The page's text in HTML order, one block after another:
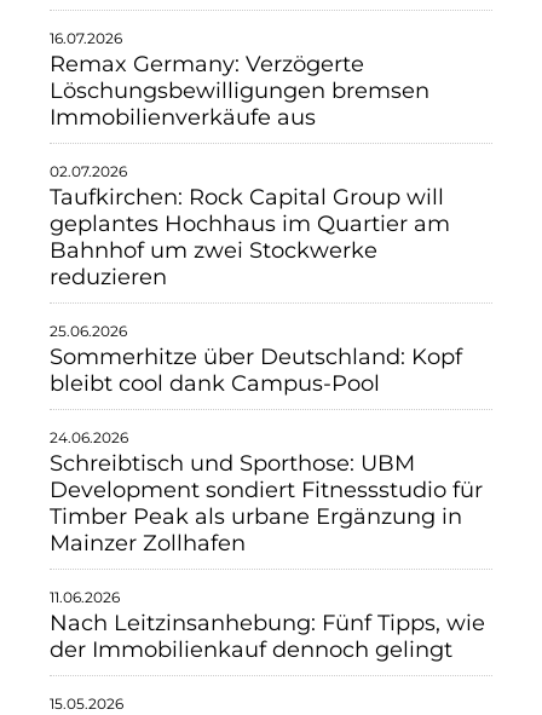
16.07.2026
Remax Germany: Verzögerte
Löschungsbewilligungen bremsen
Immobilienverkäufe aus
02.07.2026
Taufkirchen: Rock Capital Group will
geplantes Hochhaus im Quartier am
Bahnhof um zwei Stockwerke
reduzieren
25.06.2026
Sommerhitze über Deutschland: Kopf
bleibt cool dank Campus-Pool
24.06.2026
Schreibtisch und Sporthose: UBM
Development sondiert Fitnessstudio für
Timber Peak als urbane Ergänzung in
Mainzer Zollhafen
11.06.2026
Nach Leitzinsanhebung: Fünf Tipps, wie
der Immobilienkauf dennoch gelingt
15.05.2026